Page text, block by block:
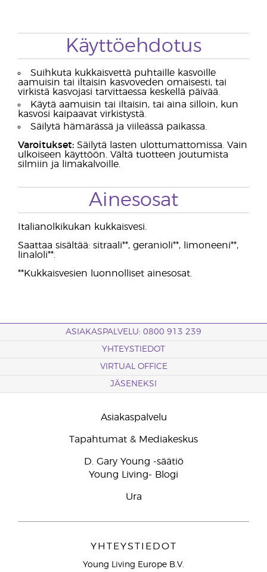
Käyttöehdotus
Suihkuta kukkaisvettä puhtaille kasvoille
aamuisin tai iltaisin kasvoveden omaisesti, tai
virkistä kasvojasi tarvittaessa keskellä päivää.
Käytä aamuisin tai iltaisin, tai aina silloin, kun
kasvosi kaipaavat virkistystä.
Säilytä hämärässä ja viileässä paikassa.
Varoitukset: Säilytä lasten ulottumattomissa. Vain
ulkoiseen käyttöön. Vältä tuotteen joutumista
silmiin ja limakalvoille.
Ainesosat
Italianolkikukan kukkaisvesi.
Saattaa sisältää: sitraali**, geranioli**, limoneeni**,
linaloli**.
**Kukkaisvesien luonnolliset ainesosat.
ASIAKASPALVELU: 0800 913 239
YHTEYSTIEDOT
VIRTUAL OFFICE
JÄSENEKSI
Asiakaspalvelu
Tapahtumat & Mediakeskus
D. Gary Young -säätiö
Young Living- Blogi
Ura
YHTEYSTIEDOT
Young Living Europe B.V.